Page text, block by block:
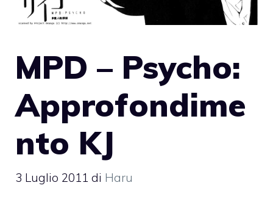
MPD – Psycho:
Approfondime
nto KJ
3 Luglio 2011 di Haru